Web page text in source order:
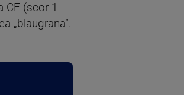
CF (scor 1-
„blaugrana”.